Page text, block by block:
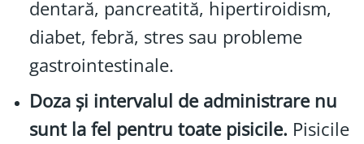
dentară, pancreatită, hipertiroidism,
diabet, febră, stres sau probleme
gastrointestinale.
Doza și intervalul de administrare nu
sunt la fel pentru toate pisicile. Pisicile